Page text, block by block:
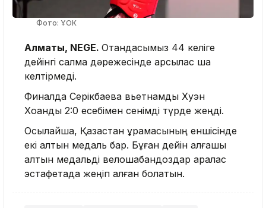
Фото: ҰОК
Алматы, NEGE. Отандасымыз 44 келіге
дейінгі салмақ дәрежесінде қарсылас шақ
келтірмеді.
Финалда Серікбаева вьетнамдық Хуэн
Хоанды 2:0 есебімен сенімді түрде жеңді.
Осылайша, Қазақстан құрамасының еншісінде
екі алтын медаль бар. Бұған дейін алғашқы
алтын медальді велошабандоздар аралас
эстафетада жеңіп алған болатын.